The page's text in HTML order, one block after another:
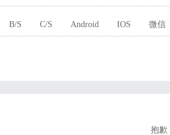
B/S C/S Android IOS 微信
抱歉